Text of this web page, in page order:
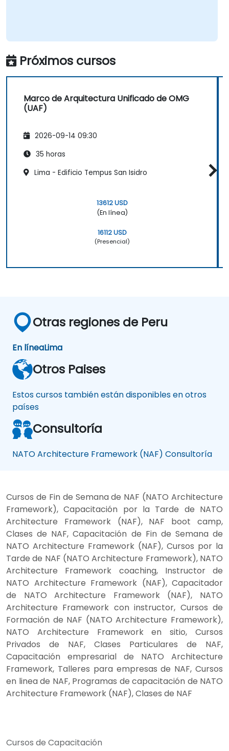
Próximos cursos
Marco de Arquitectura Unificado de OMG
(UAF)
2026-09-14 09:30
35 horas
Lima - Edificio Tempus San Isidro
13612 USD
(En línea)
16112 USD
(Presencial)
Otras regiones de Peru
En líneaLima
Otros Paises
Estos cursos también están disponibles en otros
países
Consultoría
NATO Architecture Framework (NAF) Consultoría
Cursos de Fin de Semana de NAF (NATO Architecture
Framework), Capacitación por la Tarde de NATO
Architecture Framework (NAF), NAF boot camp,
Clases de NAF, Capacitación de Fin de Semana de
NATO Architecture Framework (NAF), Cursos por la
Tarde de NAF (NATO Architecture Framework), NATO
Architecture Framework coaching, Instructor de
NATO Architecture Framework (NAF), Capacitador
de NATO Architecture Framework (NAF), NATO
Architecture Framework con instructor, Cursos de
Formación de NAF (NATO Architecture Framework),
NATO Architecture Framework en sitio, Cursos
Privados de NAF, Clases Particulares de NAF,
Capacitación empresarial de NATO Architecture
Framework, Talleres para empresas de NAF, Cursos
en linea de NAF, Programas de capacitación de NATO
Architecture Framework (NAF), Clases de NAF
Cursos de Capacitación